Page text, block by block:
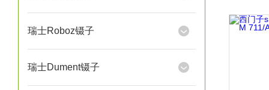
瑞士Roboz镊子
瑞士Dument镊子